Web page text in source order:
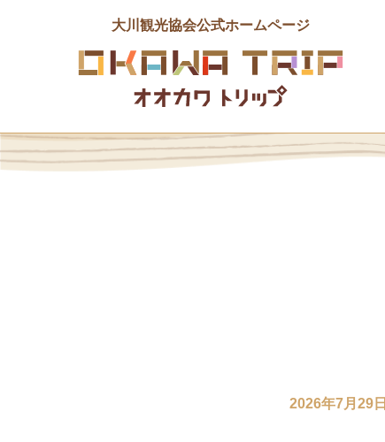
大川観光協会公式ホームページ
2026年7月29日